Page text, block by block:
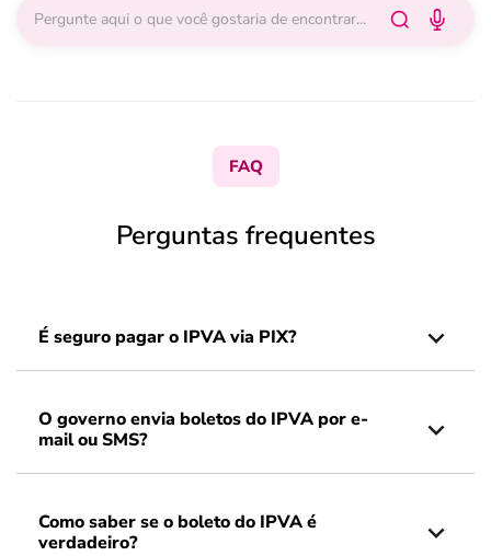
FAQ
Perguntas frequentes
É seguro pagar o IPVA via PIX?
O governo envia boletos do IPVA por e-
mail ou SMS?
Como saber se o boleto do IPVA é
verdadeiro?